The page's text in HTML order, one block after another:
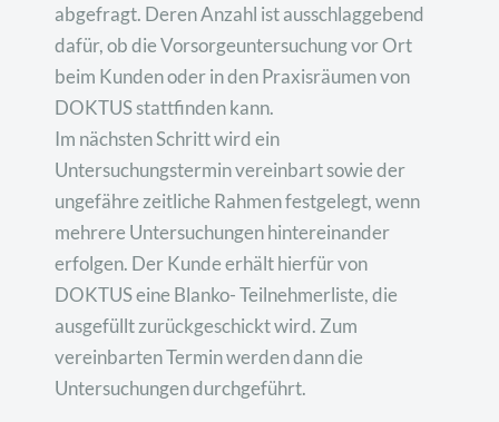
abgefragt. Deren Anzahl ist ausschlaggebend
dafür, ob die Vorsorgeuntersuchung vor Ort
beim Kunden oder in den Praxisräumen von
DOKTUS stattfinden kann.
Im nächsten Schritt wird ein
Untersuchungstermin vereinbart sowie der
ungefähre zeitliche Rahmen festgelegt, wenn
mehrere Untersuchungen hintereinander
erfolgen. Der Kunde erhält hierfür von
DOKTUS eine Blanko- Teilnehmerliste, die
ausgefüllt zurückgeschickt wird. Zum
vereinbarten Termin werden dann die
Untersuchungen durchgeführt.